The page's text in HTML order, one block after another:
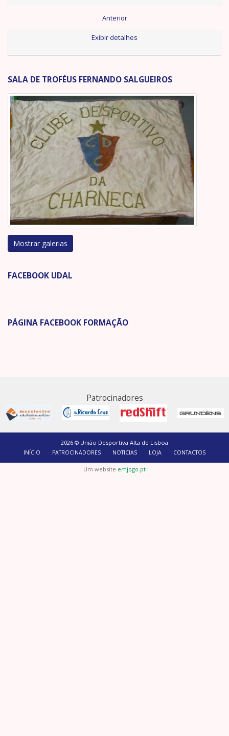
Anterior
Exibir detalhes
SALA DE TROFÉUS FERNANDO SALGUEIROS
Mostrar galerias
FACEBOOK UDAL
PÁGINA FACEBOOK FORMAÇÃO
Patrocinadores
2026 © União Desportiva Alta de Lisboa
INÍCIO PATROCINADORES NOTICIAS LOJA CONTACTOS
Um website emjogo.pt